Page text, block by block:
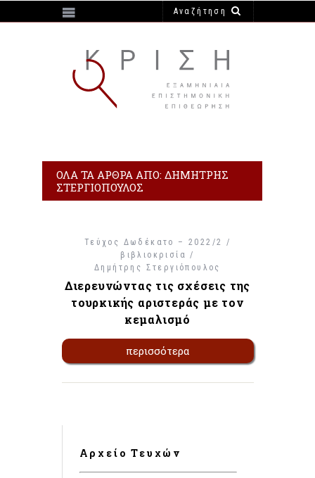
https://e-krisi.gr/wp-content/themes/krisi
ΌΛΑ ΤΑ ΆΡΘΡΑ ΑΠΌ: ΔΗΜΉΤΡΗΣ
ΣΤΕΡΓΙΌΠΟΥΛΟΣ
Τεύχος Δωδέκατο – 2022/2 /
βιβλιοκρισία /
Δημήτρης Στεργιόπουλος
Διερευνώντας τις σχέσεις της
τουρκικής αριστεράς με τον
κεμαλισμό
περισσότερα
Αρχείο Τευχών